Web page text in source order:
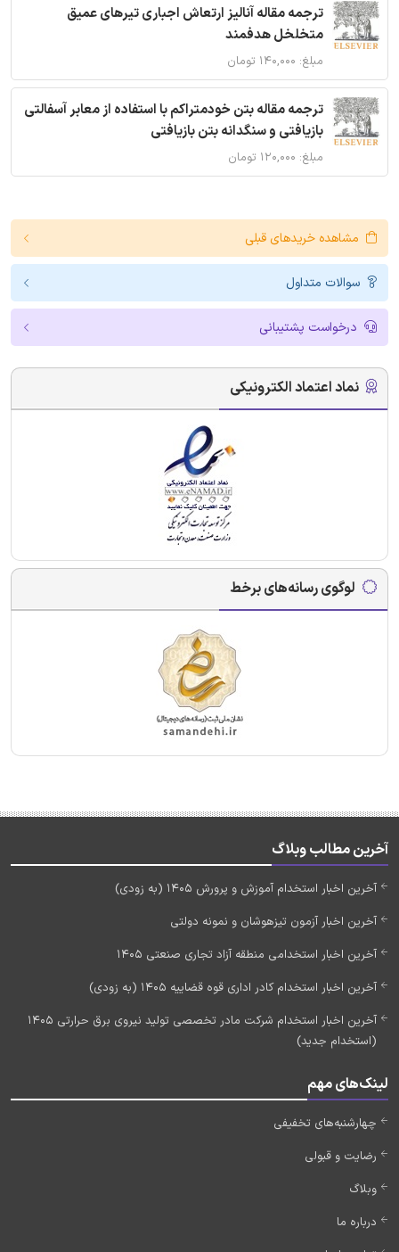
ترجمه مقاله آنالیز ارتعاش اجباری تیرهای عمیق
متخلخل هدفمند
مبلغ: ۱۴۰,۰۰۰ تومان
ترجمه مقاله بتن خودمتراکم با استفاده از معابر آسفالتی
بازیافتی و سنگدانه بتن بازیافتی
مبلغ: ۱۲۰,۰۰۰ تومان
مشاهده خریدهای قبلی
سوالات متداول
درخواست پشتیبانی
نماد اعتماد الکترونیکی
لوگوی رسانه‌های برخط
آخرین مطالب وبلاگ
آخرین اخبار استخدام آموزش و پرورش 1405 (به زودی)
آخرین اخبار آزمون تیزهوشان و نمونه دولتی
آخرین اخبار استخدامی منطقه آزاد تجاری صنعتی 1405
آخرین اخبار استخدام کادر اداری قوه قضاییه 1405 (به زودی)
آخرین اخبار استخدام شرکت مادر تخصصی تولید نیروی برق حرارتی 1405
(استخدام جدید)
لینک‌های مهم
چهارشنبه‌های تخفیفی
رضایت و قبولی
وبلاگ
درباره ما